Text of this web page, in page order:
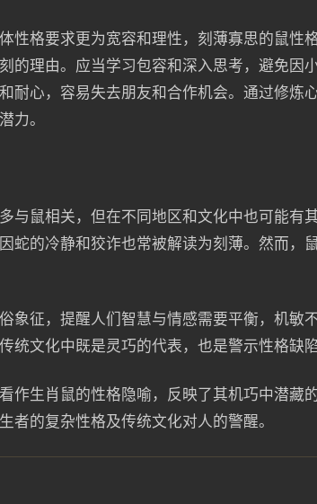
性格要求更为宽容和理性，刻薄寡思的鼠性
的理由。应当学习包容和深入思考，避免因
耐心，容易失去朋友和合作机会。通过修炼
力。
与鼠相关，但在不同地区和文化中也可能有
蛇的冷静和狡诈也常被解读为刻薄。然而，
象征，提醒人们智慧与情感需要平衡，机敏
统文化中既是灵巧的代表，也是警示性格缺陷
作生肖鼠的性格隐喻，反映了其机巧中潜藏
者的复杂性格及传统文化对人的警醒。